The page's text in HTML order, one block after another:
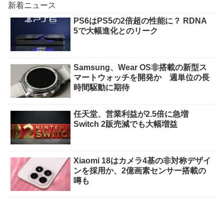
新着ニュース
PS6はPS5の2倍超の性能に？ RDNA
5で大幅進化とのリーク
Samsung、Wear OS非搭載の新型ス
マートウォッチを開発か 週単位の長
時間駆動に期待
任天堂、営業利益が2.5倍に急増
Switch 2販売減でも大幅増益
Xiaomi 18はカメラ4基の非対称デザイ
ンを採用か、2億画素センサー搭載の
噂も